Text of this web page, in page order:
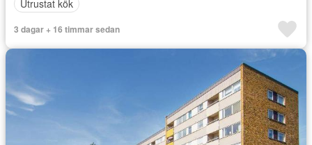
Utrustat kök
3 dagar + 16 timmar sedan